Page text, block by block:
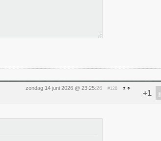
zondag 14 juni 2026 @ 23:25:26 #128